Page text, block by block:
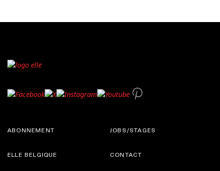
ABONNEMENT
ELLE BELGIQUE
JOBS/STAGES
CONTACT